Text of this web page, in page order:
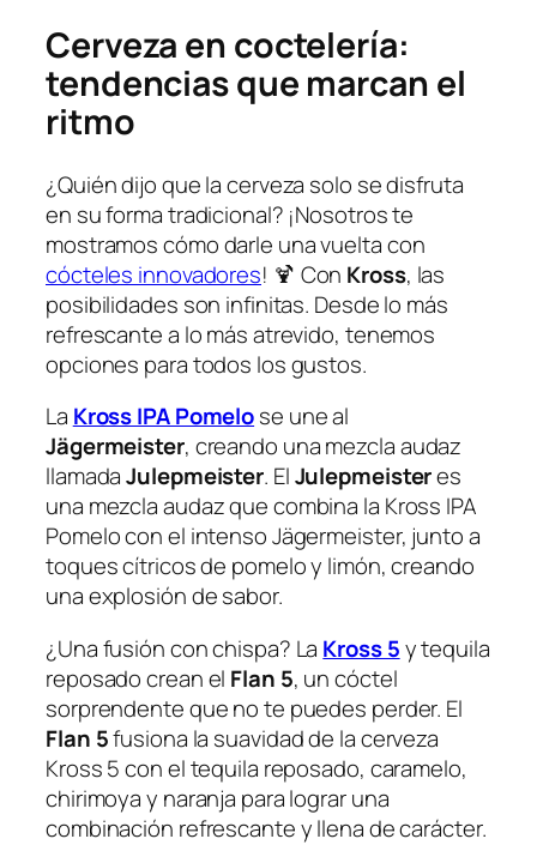
Cerveza en coctelería:
tendencias que marcan el
ritmo
¿Quién dijo que la cerveza solo se disfruta
en su forma tradicional? ¡Nosotros te
mostramos cómo darle una vuelta con
cócteles innovadores! 🍹 Con Kross, las
posibilidades son infinitas. Desde lo más
refrescante a lo más atrevido, tenemos
opciones para todos los gustos.
La Kross IPA Pomelose une al
Jägermeister, creando una mezcla audaz
llamadaJulepmeister. ElJulepmeisteres
una mezcla audaz que combina la Kross IPA
Pomelo con el intenso Jägermeister, junto a
toques cítricos de pomelo y limón, creando
una explosión de sabor.
¿Una fusión con chispa? La Kross 5y tequila
reposado crean el Flan 5, un cóctel
sorprendente que no te puedes perder. El
Flan 5fusiona la suavidad de la cerveza
Kross 5 con el tequila reposado, caramelo,
chirimoya y naranja para lograr una
combinación refrescante y llena de carácter.